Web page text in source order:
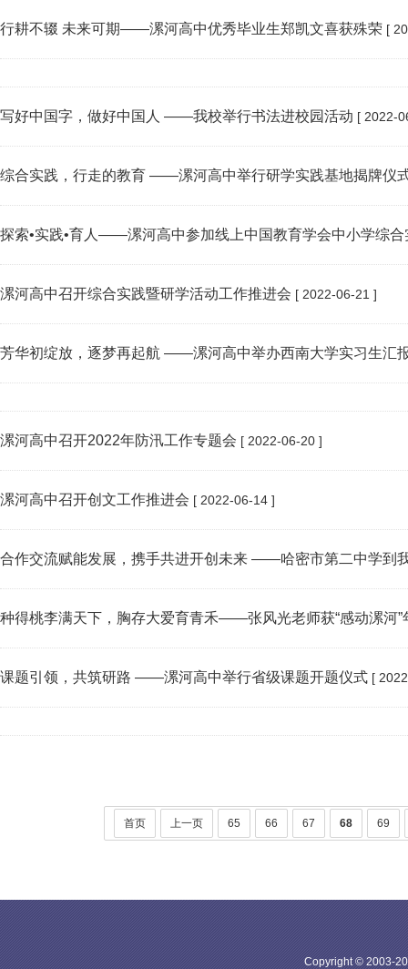
行耕不辍 未来可期——漯河高中优秀毕业生郑凯文喜获殊荣 [
写好中国字，做好中国人 ——我校举行书法进校园活动 [ 2022-
综合实践，行走的教育 ——漯河高中举行研学实践基地揭牌仪
探索•实践•育人——漯河高中参加线上中国教育学会中小学综
漯河高中召开综合实践暨研学活动工作推进会 [ 2022-06-21 ]
芳华初绽放，逐梦再起航 ——漯河高中举办西南大学实习生汇
漯河高中召开2022年防汛工作专题会 [ 2022-06-20 ]
漯河高中召开创文工作推进会 [ 2022-06-14 ]
合作交流赋能发展，携手共进开创未来 ——哈密市第二中学到
种得桃李满天下，胸存大爱育青禾——张风光老师获“感动漯河”
课题引领，共筑研路 ——漯河高中举行省级课题开题仪式 [
首页 上一页 65 66 67 68 69
Copyright © 2003-